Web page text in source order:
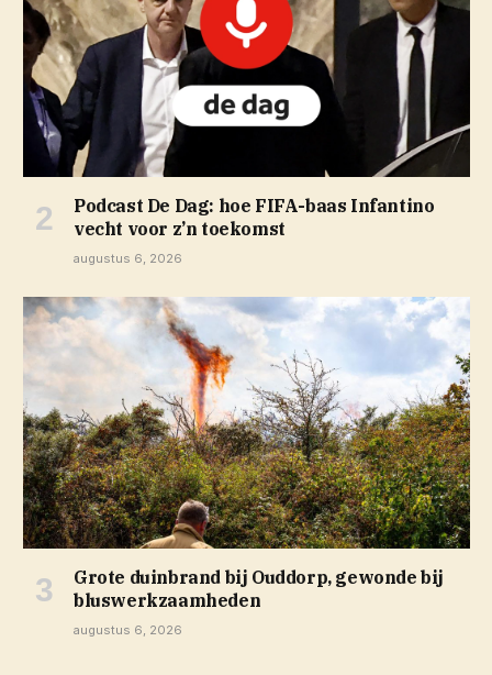
Podcast De Dag: hoe FIFA-baas Infantino
vecht voor z’n toekomst
augustus 6, 2026
Grote duinbrand bij Ouddorp, gewonde bij
bluswerkzaamheden
augustus 6, 2026